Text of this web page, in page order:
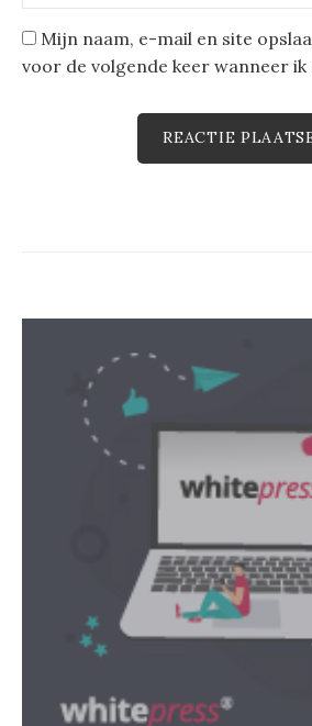
Mijn naam, e-mail en site
voor de volgende keer wanneer